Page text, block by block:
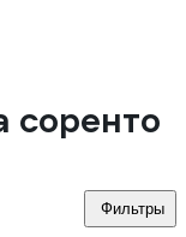
соренто
Фильтры